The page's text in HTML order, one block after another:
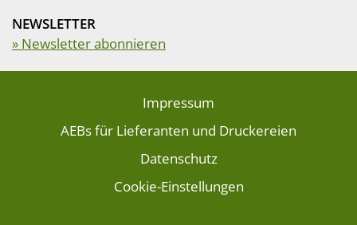
NEWSLETTER
» Newsletter abonnieren
Impressum
AEBs für Lieferanten und Druckereien
Datenschutz
Cookie-Einstellungen